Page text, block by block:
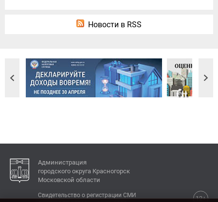
Новости в RSS
Администрация
городского округа Красногорск
Московской области
12+
Свидетельство о регистрации СМИ